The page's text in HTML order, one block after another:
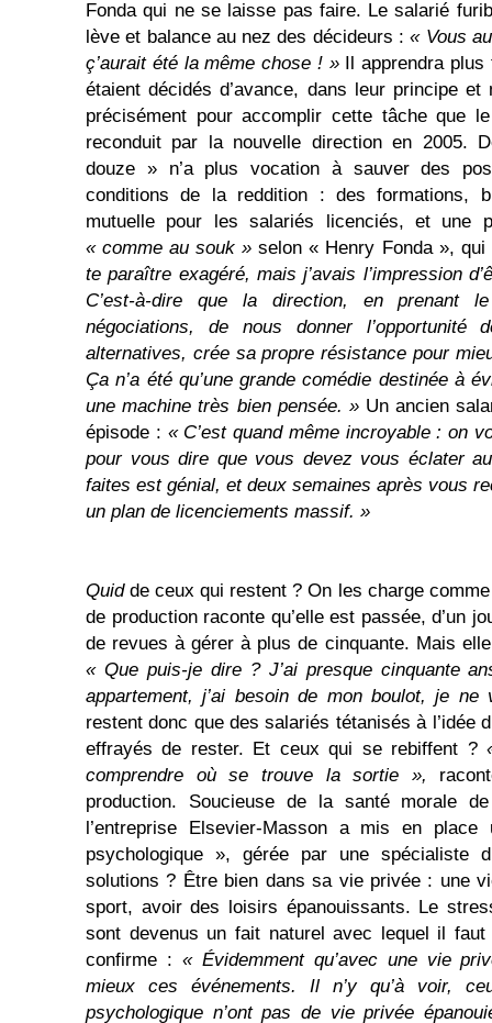
Fonda qui ne se laisse pas faire. Le salarié
lève et balance au nez des décideurs :« Vous
ç’aurait été la même chose ! »Il apprendra plus
étaient décidés d’avance, dans leur principe et
précisément pour accomplir cette tâche que
reconduit par la nouvelle direction en 2005.
douze » n’a plus vocation à sauver des
conditions de la reddition : des formations,
mutuelle pour les salariés licenciés, et une
« comme au souk » selon « Henry Fonda »,
te paraître exagéré, mais j’avais l’impression
C’est-à-dire que la direction, en prenant
négociations, de nous donner l’opportunité
alternatives, crée sa propre résistance pour
Ça n’a été qu’une grande comédie destinée à
une machine très bien pensée. »Un ancien
épisode : « C’est quand même incroyable : on
pour vous dire que vous devez vous éclater
faites est génial, et deux semaines après vous
un plan de licenciements massif. »
Quidde ceux qui restent ? On les charge
de production raconte qu’elle est passée, d’un
de revues à gérer à plus de cinquante. Mais
« Que puis-je dire ? J’ai presque cinquante
appartement, j’ai besoin de mon boulot, je
restent donc que des salariés tétanisés à l’idée
effrayés de rester. Et ceux qui se rebiffent ?
comprendre où se trouve la sortie »,
production. Soucieuse de la santé morale
l’entreprise Elsevier-Masson a mis en
psychologique », gérée par une spécialiste
solutions ? Être bien dans sa vie privée : une
sport, avoir des loisirs épanouissants. Le
sont devenus un fait naturel avec lequel il faut
confirme : « Évidemment qu’avec une vie
mieux ces événements. Il n’y qu’à voir,
psychologique n’ont pas de vie privée